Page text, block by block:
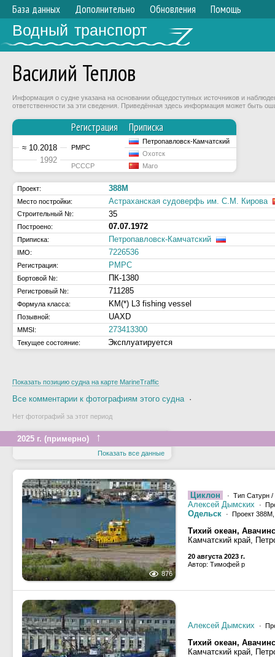
База данных Дополнительно Обновления Помощь
Водный транспорт
Василий Теплов
Информация о судне указана на основании общедоступных источников и
ответственности за эти сведения. Приведённая здесь информация может быть
Регистрация Приписка
≈ 10.2018 РМРС
Петропавловск-Камчатский
1992
Охотск
РСССР
Маго
Проект: 388М
Место постройки: Астраханская судоверфь им. С.М. Кирова
Строительный №: 35
Построено: 07.07.1972
Приписка: Петропавловск-Камчатский
IMO: 7226536
Регистрация: РМРС
Бортовой №: ПК-1380
Регистровый №: 711285
Формула класса: KM(*) L3 fishing vessel
Позывной: UAXD
MMSI: 273413300
Текущее состояние: Эксплуатируется
Показать позицию судна на карте MarineTraffic
Все комментарии к фотографиям этого судна·
Нет фотографий за этот период
2025 г. (примерно) ↑
Показать все данные
876
Циклон · Тип Сатурн
Алексей Дымских ·
Одельск · Проект
Тихий океан,
Камчатский край,
20 августа 2023 г.
Автор: Тимофей р
Алексей Дымских ·
Тихий океан,
Камчатский край,